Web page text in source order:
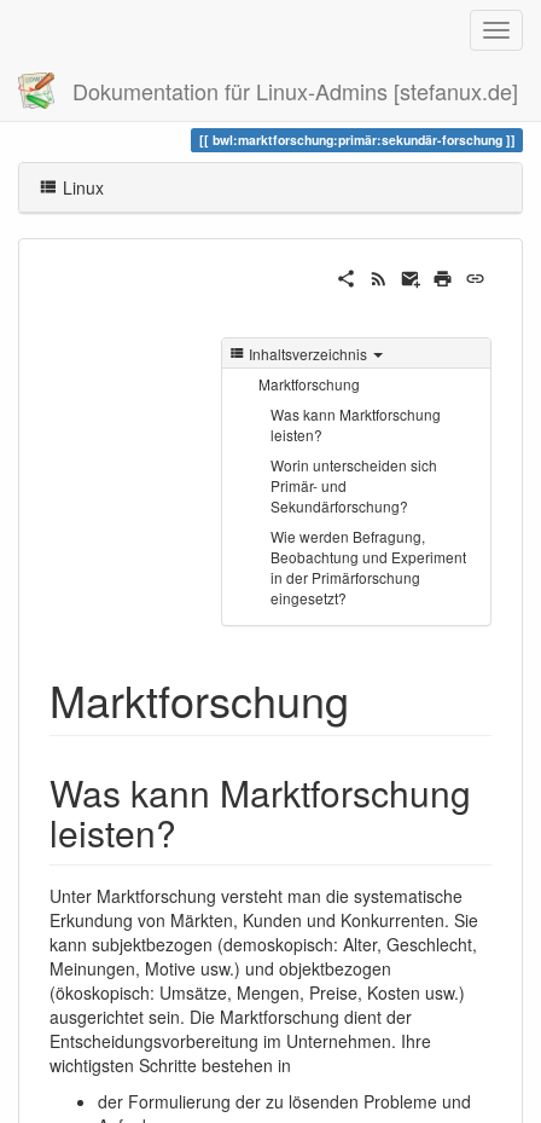
Dokumentation für Linux-Admins [stefanux.de]
Zuletzt angesehen sekundär-forschung
bwl:marktforschung:primär:sekundär-forschung
Linux
Inhaltsverzeichnis
Marktforschung
Was kann Marktforschung
leisten?
Worin unterscheiden sich
Primär- und
Sekundärforschung?
Wie werden Befragung,
Beobachtung und Experiment
in der Primärforschung
eingesetzt?
Marktforschung
Was kann Marktforschung
leisten?
Unter Marktforschung versteht man die systematische
Erkundung von Märkten, Kunden und Konkurrenten. Sie
kann subjektbezogen (demoskopisch: Alter, Geschlecht,
Meinungen, Motive usw.) und objektbezogen
(ökoskopisch: Umsätze, Mengen, Preise, Kosten usw.)
ausgerichtet sein. Die Marktforschung dient der
Entscheidungsvorbereitung im Unternehmen. Ihre
wichtigsten Schritte bestehen in
der Formulierung der zu lösenden Probleme und